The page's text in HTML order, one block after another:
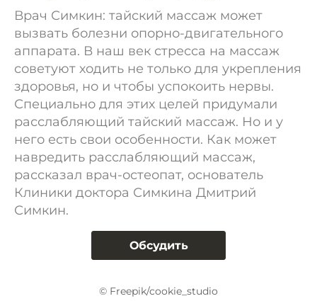
Врач Симкин: тайский массаж может
вызвать болезни опорно-двигательного
аппарата. В наш век стресса на массаж
советуют ходить не только для укрепления
здоровья, но и чтобы успокоить нервы.
Специально для этих целей придумали
расслабляющий тайский массаж. Но и у
него есть свои особенности. Как может
навредить расслабляющий массаж,
рассказал врач-остеопат, основатель
Клиники доктора Симкина Дмитрий
Симкин.
Обсудить
© Freepik/cookie_studio